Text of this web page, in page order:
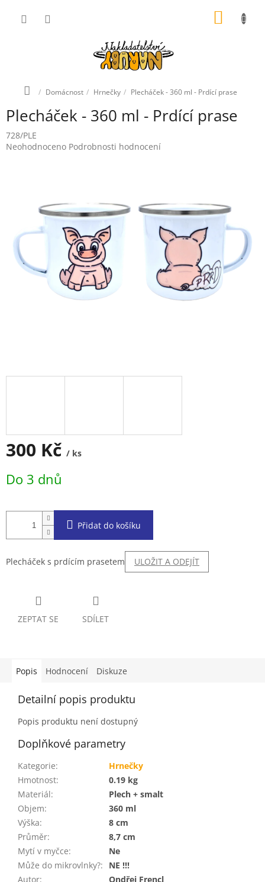
DomůDomácnost Hrnečky Plecháček - 360 ml - Prdící prase
Plecháček - 360 ml - Prdící prase
728/PLE
Průměrné
hvězdiček.
Neohodnoceno Podrobnosti hodnocení
300 Kč / ks
cena:
Do 3 dnů
Přidat do košíku
Plecháček s prdícím prasetem ULOŽIT A ODEJÍT
ZEPTAT SE SDÍLET
Popis Hodnocení Diskuze
Detailní popis produktu
Popis produktu není dostupný
Doplňkové parametry
Kategorie:
Hrnečky
Hmotnost:
0.19 kg
Materiál:
Plech + smalt
Objem:
360 ml
Výška:
8 cm
Průměr:
8,7 cm
Mytí v myčce:
Ne
Může do mikrovlnky?:
NE !!!
Autor: Ondřej Frencl